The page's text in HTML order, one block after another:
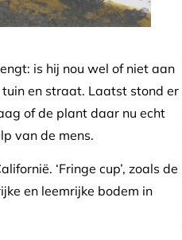
is hij nou wel of niet aan
en straat. Laatst stond er
of de plant daar nu echt
van de mens.
‘Fringe cup’, zoals de
en leemrijke bodem in